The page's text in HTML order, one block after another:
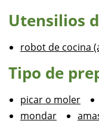
Utensilios
robot de cocina
Tipo de
picar o moler
mondar